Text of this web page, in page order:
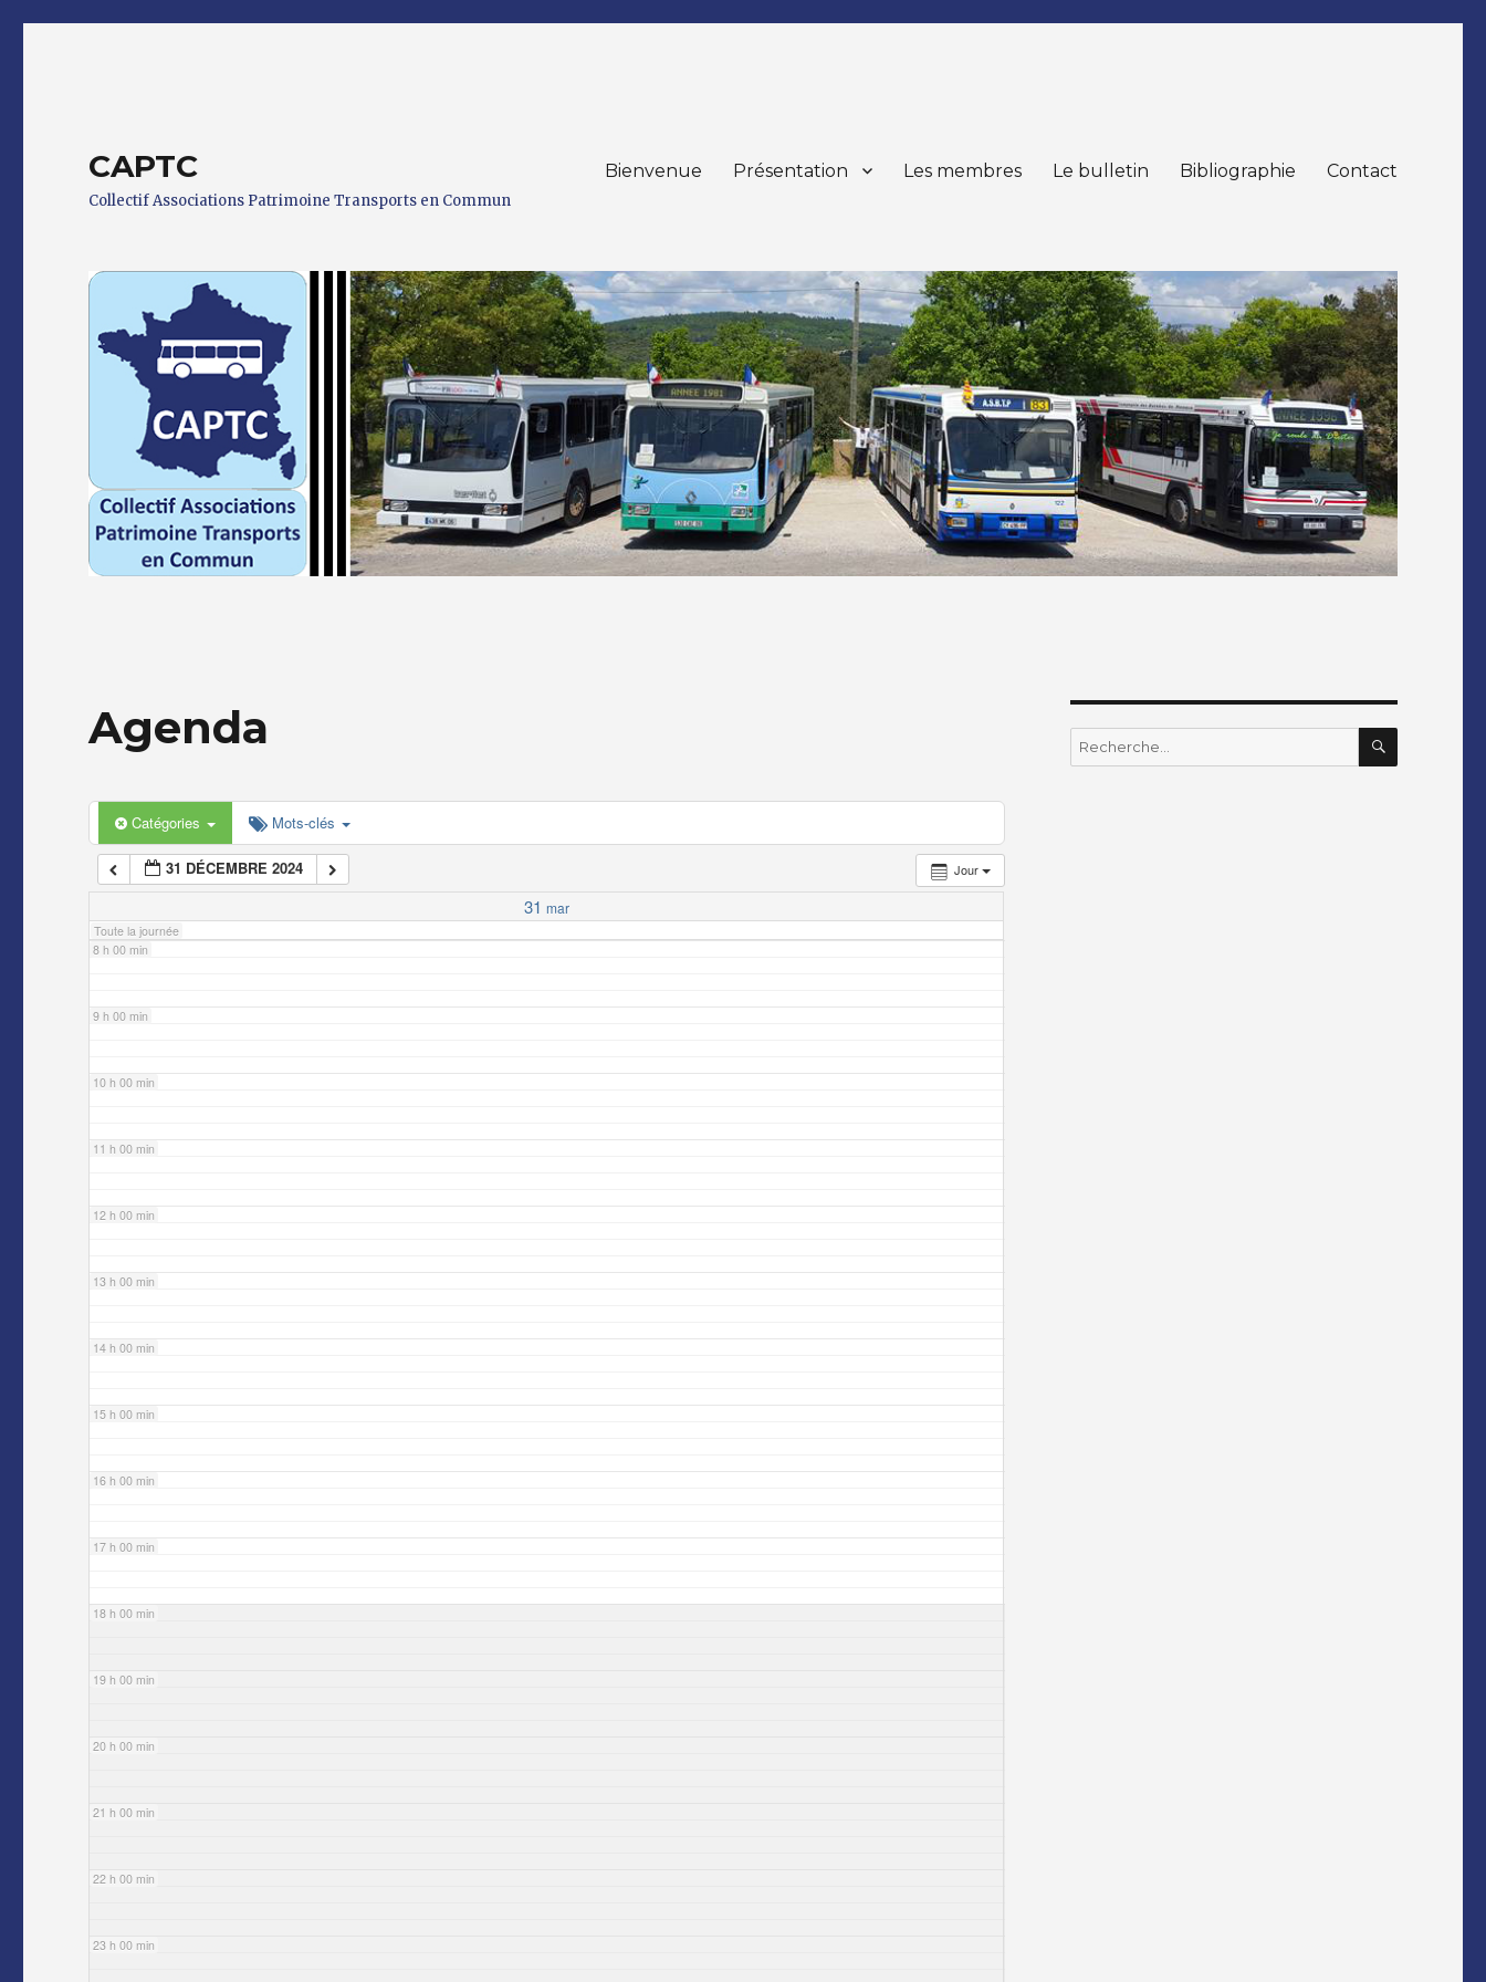
CAPTC
Collectif Associations Patrimoine Transports en Commun
Bienvenue Présentation Les membres Le bulletin Bibliographie Contact
Agenda
Catégories Mots-clés
Jour
31 DÉCEMBRE 2024
31 mar
Toute la journée
0 h 00 min
1 h 00 min
2 h 00 min
5 h 00 min
6 h 00 min
7 h 00 min
8 h 00 min
9 h 00 min
10 h 00 min
11 h 00 min
12 h 00 min
13 h 00 min
14 h 00 min
15 h 00 min
16 h 00 min
17 h 00 min
18 h 00 min
19 h 00 min
20 h 00 min
21 h 00 min
22 h 00 min
23 h 00 min
Recherche
pour